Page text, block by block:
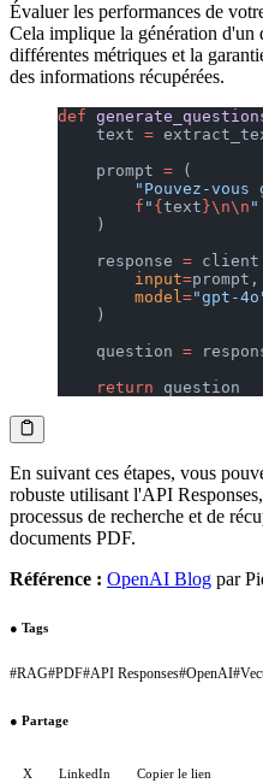
Évaluer les performances de
Cela implique la génération d'un
différentes métriques et la
des informations récupérées.
def
    text
=
    prompt
= (
"Pouvez-vous
        f
" { text }\n\n "
    )
    response
=
        input
=prompt,
        model
="gpt-
    )
    question
=
    return
question
En suivant ces étapes, vous
robuste utilisant l'API
processus de recherche et de
documents PDF.
Référence : OpenAI Blog par
● Tags
#RAG#PDF#API Responses#OpenAI#
● Partage
X LinkedIn Copier le lien